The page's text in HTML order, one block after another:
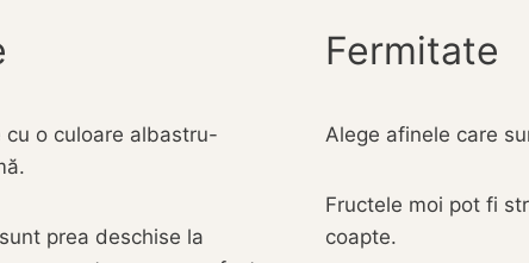
cu o culoare albastru-
prea deschise la
Fermitate
Alege afinele care
Fructele moi pot fi
coapte.